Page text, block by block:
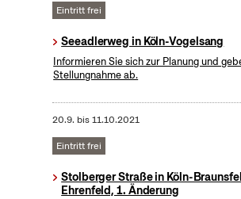
Eintritt frei
Seeadlerweg in Köln-Vogelsang
Informieren Sie sich zur Planung und
Stellungnahme ab.
20.9. bis11.10.2021
Eintritt frei
Stolberger Straße in Köln-
Ehrenfeld, 1. Änderung